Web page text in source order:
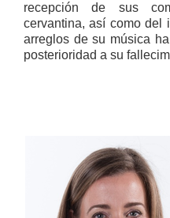
recepción de sus
cervantina, así como del
arreglos de su música
posterioridad a su